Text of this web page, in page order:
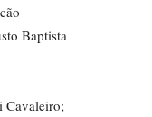
Baptista
Cavaleiro;